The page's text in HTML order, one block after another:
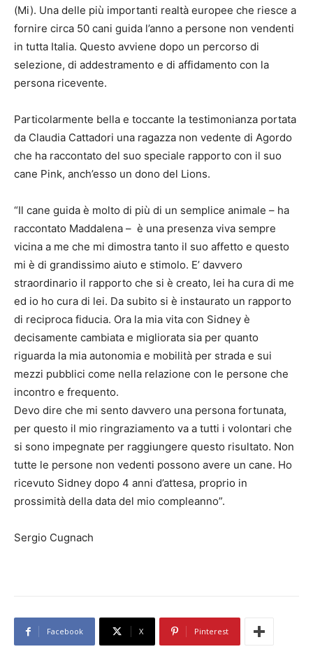
(Mi). Una delle più importanti realtà europee che riesce a
fornire circa 50 cani guida l’anno a persone non vendenti
in tutta Italia. Questo avviene dopo un percorso di
selezione, di addestramento e di affidamento con la
persona ricevente.
Particolarmente bella e toccante la testimonianza portata
da Claudia Cattadori una ragazza non vedente di Agordo
che ha raccontato del suo speciale rapporto con il suo
cane Pink, anch’esso un dono del Lions.
“Il cane guida è molto di più di un semplice animale – ha
raccontato Maddalena – è una presenza viva sempre
vicina a me che mi dimostra tanto il suo affetto e questo
mi è di grandissimo aiuto e stimolo. E’ davvero
straordinario il rapporto che si è creato, lei ha cura di me
ed io ho cura di lei. Da subito si è instaurato un rapporto
di reciproca fiducia. Ora la mia vita con Sidney è
decisamente cambiata e migliorata sia per quanto
riguarda la mia autonomia e mobilità per strada e sui
mezzi pubblici come nella relazione con le persone che
incontro e frequento.
Devo dire che mi sento davvero una persona fortunata,
per questo il mio ringraziamento va a tutti i volontari che
si sono impegnate per raggiungere questo risultato. Non
tutte le persone non vedenti possono avere un cane. Ho
ricevuto Sidney dopo 4 anni d’attesa, proprio in
prossimità della data del mio compleanno”.
Sergio Cugnach
Facebook X Pinterest